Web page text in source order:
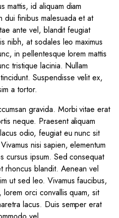
mattis, id aliquam diam
dui finibus malesuada et at
ante vel, blandit feugiat
nibh, at sodales leo maximus
in pellentesque lorem mattis
tristique lacinia. Nullam
Suspendisse velit ex,
a tortor.
gravida. Morbi vitae erat
neque. Praesent aliquam
odio, feugiat eu nunc sit
nisi sapien, elementum
cursus ipsum. Sed consequat
rhoncus blandit. Aenean vel
ut sed leo. Vivamus faucibus,
lorem orci convallis quam, sit
lacus. Duis semper erat